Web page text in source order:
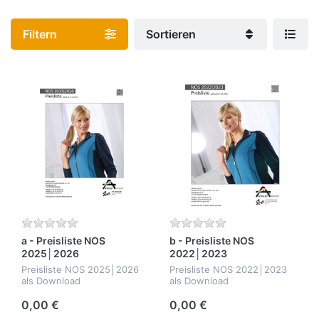
Filtern Sortieren
a - Preisliste NOS
2025│2026
Preisliste NOS 2025│2026
als Download
0,00 €
b - Preisliste NOS
2022│2023
Preisliste NOS 2022│2023
als Download
0,00 €